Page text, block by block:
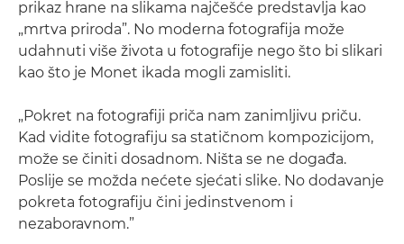
prikaz hrane na slikama najčešće predstavlja kao
„mrtva priroda”. No moderna fotografija može
udahnuti više života u fotografije nego što bi slikari
kao što je Monet ikada mogli zamisliti.
„Pokret na fotografiji priča nam zanimljivu priču.
Kad vidite fotografiju sa statičnom kompozicijom,
može se činiti dosadnom. Ništa se ne događa.
Poslije se možda nećete sjećati slike. No dodavanje
pokreta fotografiju čini jedinstvenom i
nezaboravnom.”